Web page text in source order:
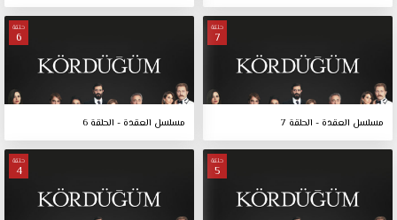
حلقة
7
مسلسل العقدة - الحلقة 7
حلقة
6
مسلسل العقدة - الحلقة 6
حلقة
5
حلقة
4